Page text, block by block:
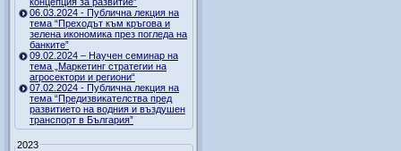
06.03.2024 - Публична лекция на
тема “Преходът към кръгова и
зелена икономика през погледа на
банките”
09.02.2024 – Научен семинар на
тема „Маркетинг стратегии на
агросектори и региони“
07.02.2024 - Публична лекция на
тема “Предизвикателства пред
развитието на водния и въздушен
транспорт в България”
2023